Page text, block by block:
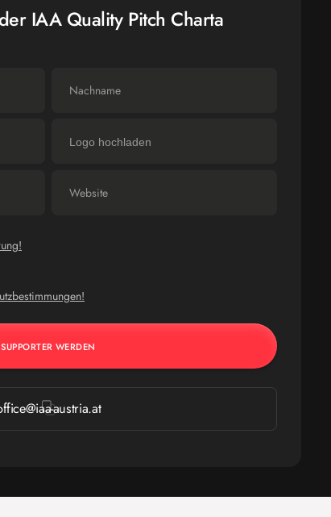
IAA Quality Pitch Charta
Logo hochladen
austria.at